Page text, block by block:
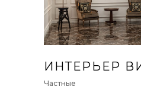
ИНТЕРЬЕР
Частные